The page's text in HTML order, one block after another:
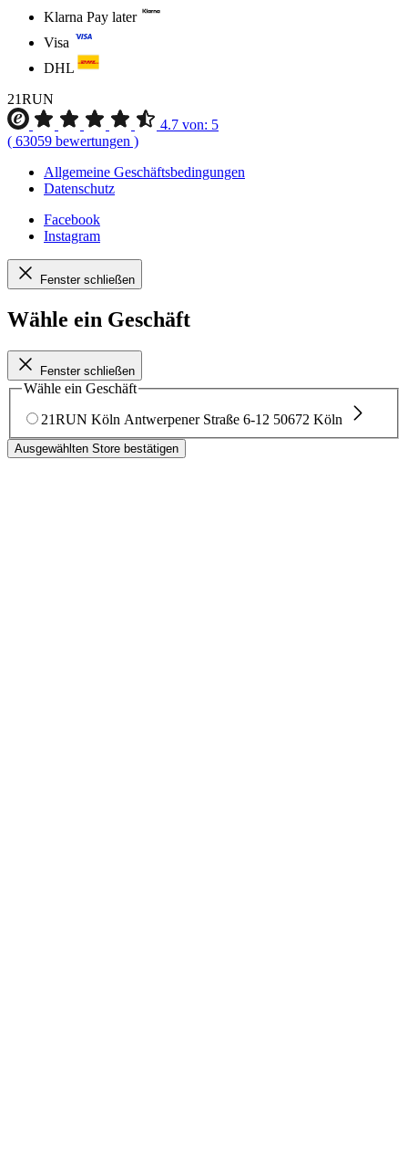
Klarna Pay later
Visa
DHL
21RUN
4.7 von: 5
( 63059 bewertungen )
Allgemeine Geschäftsbedingungen
Datenschutz
Facebook
Instagram
Fenster schließen
Wähle ein Geschäft
Fenster schließen
Wähle ein Geschäft
21RUN Köln Antwerpener Straße 6-12 50672 Köln
Ausgewählten Store bestätigen